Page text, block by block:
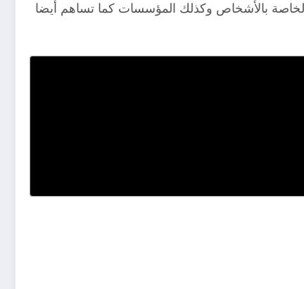
بالأشخاص وكذلك المؤسسات كما تساهم أيضا